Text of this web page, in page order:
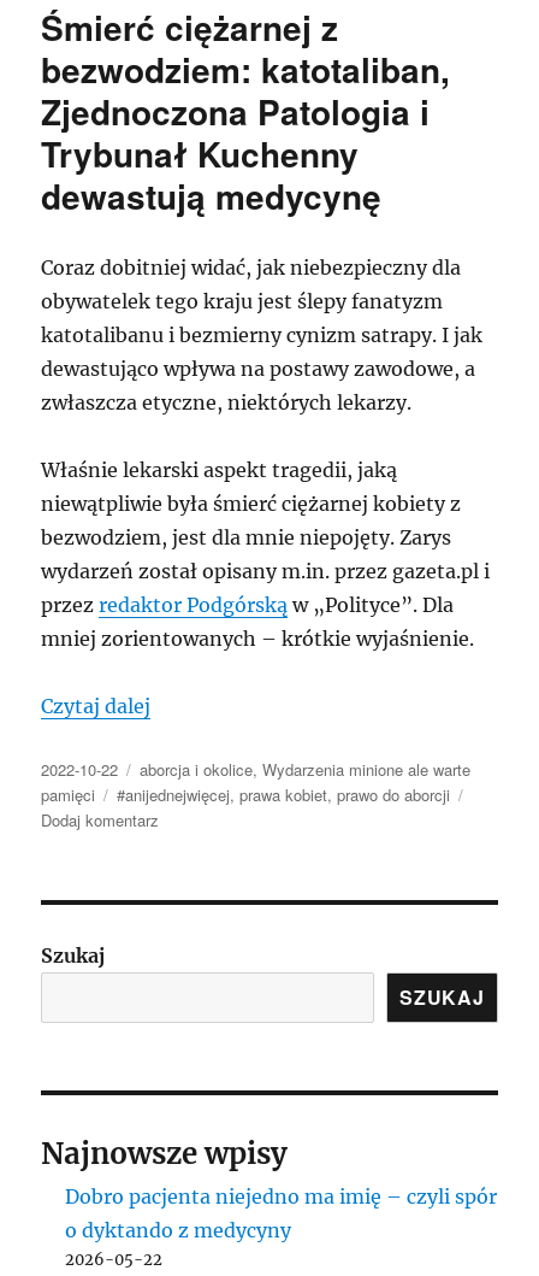
że
widzi
faceta
w
cieniu
Śmierć ciężarnej z
bezwodziem: katotaliban,
Zjednoczona Patologia i
Trybunał Kuchenny
dewastują medycynę
Coraz dobitniej widać, jak niebezpieczny dla
obywatelek tego kraju jest ślepy fanatyzm
katotalibanu i bezmierny cynizm satrapy. I jak
dewastująco wpływa na postawy zawodowe, a
zwłaszcza etyczne, niektórych lekarzy.
Właśnie lekarski aspekt tragedii, jaką
niewątpliwie była śmierć ciężarnej kobiety z
bezwodziem, jest dla mnie niepojęty. Zarys
wydarzeń został opisany m.in. przez gazeta.pl i
przezredaktor Podgórską w „Polityce”. Dla
mniej zorientowanych – krótkie wyjaśnienie.
Czytaj dalej
Data
publikacji
2022-10-22 Kategorie
aborcja i okolice,Wydarzenia minione ale warte
pamięci
Tagi
#anijednejwięcej,prawa kobiet,prawo do aborcji
Dodaj komentarz
z
Zjednoczona
i
dewastują
Szukaj
SZUKAJ
Najnowsze wpisy
Dobro pacjenta niejedno ma imię – czyli spór
o dyktando z medycyny
2026-05-22